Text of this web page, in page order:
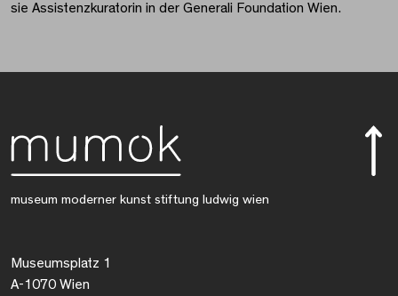
sie Assistenzkuratorin in der Generali Foundation Wien.
museum moderner kunst stiftung ludwig wien
Museumsplatz 1
A-1070 Wien